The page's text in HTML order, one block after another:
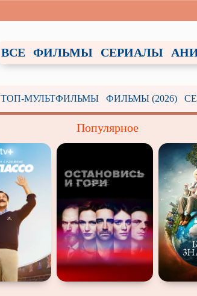
ВСЕ ФИЛЬМЫ СЕРИАЛЫ
ТОП-МУЛЬТФИЛЬМЫ ФИЛЬМЫ (2026)
Популярное